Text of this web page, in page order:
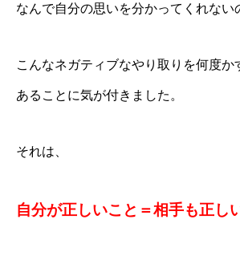
なんで自分の思いを分かってくれない
こんなネガティブなやり取りを何度か
あることに気が付きました。
それは、
自分が正しいこと＝相手も正し